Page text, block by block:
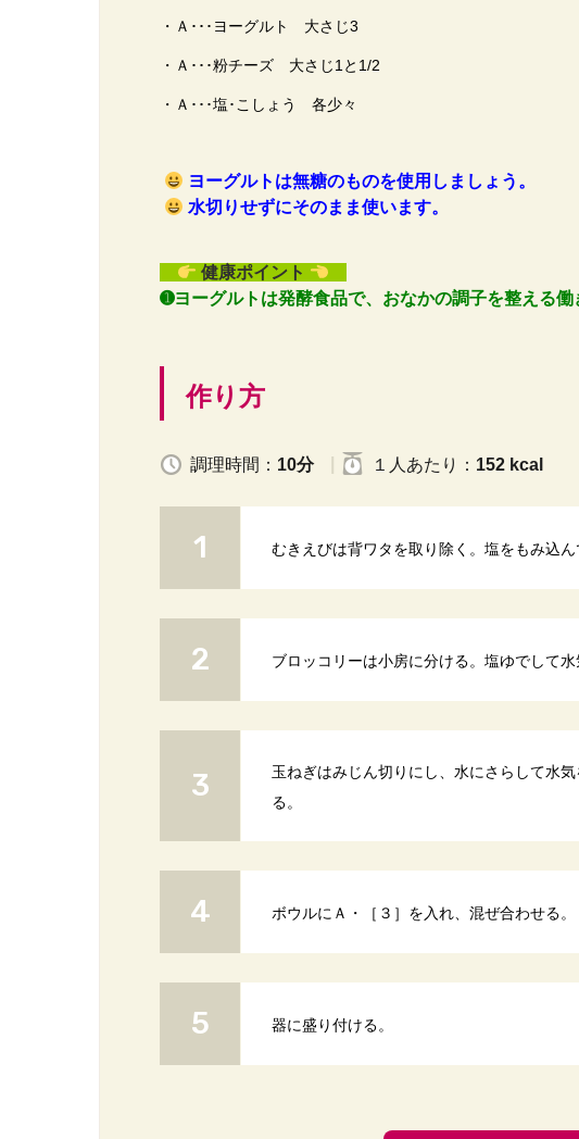
・Ａ･･･ヨーグルト 大さじ3
・Ａ･･･粉チーズ 大さじ1と1/2
・Ａ･･･塩･こしょう 各少々
ヨーグルトは無糖のものを使用しましょう。
水切りせずにそのまま使います。
健康ポイント
➊ヨーグルトは発酵食品で、おなかの調子を整える働
作り方
調理時間： 10分 １人 あたり ： 152 kcal
むきえびは背ワタを取り除く。塩をもみ込
ブロッコリーは小房に分ける。塩ゆでして水
玉ねぎはみじん切りにし、水にさらして水
る。
ボウルにＡ・［３］を入れ、混ぜ合わせる
器に盛り付ける。